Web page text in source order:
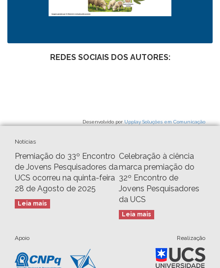
REDES SOCIAIS DOS AUTORES:
Desenvolvido por Upplay Soluções em Comunicação
Notícias
Premiação do 33º Encontro
de Jovens Pesquisadores da
UCS ocorreu na quinta-feira
28 de Agosto de 2025
Leia mais
Celebração à ciência
marca premiação do
32º Encontro de
Jovens Pesquisadores
da UCS
Leia mais
Apoio Realização